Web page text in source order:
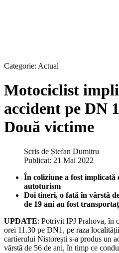
Categorie: Actual
Motociclist
accident pe DN
Două victime
Scris de Ștefan Dumitru
Publicat: 21 Mai 2022
În coliziune a fost implicată
autoturism
Doi tineri, o fată în vârstă
de 19 ani au fost
UPDATE: Potrivit IPJ Prahova, în
orei 11.30 pe DN1, pe raza
cartierului Nistorești s-a produs un
vărstă de 56 de ani, în timp ce